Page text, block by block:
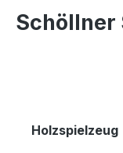
Schöllner
Holzspielzeug